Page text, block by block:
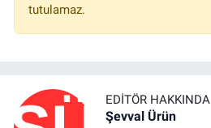
tutulamaz.
EDITÖR HAKKINDA
Şevval Ürün